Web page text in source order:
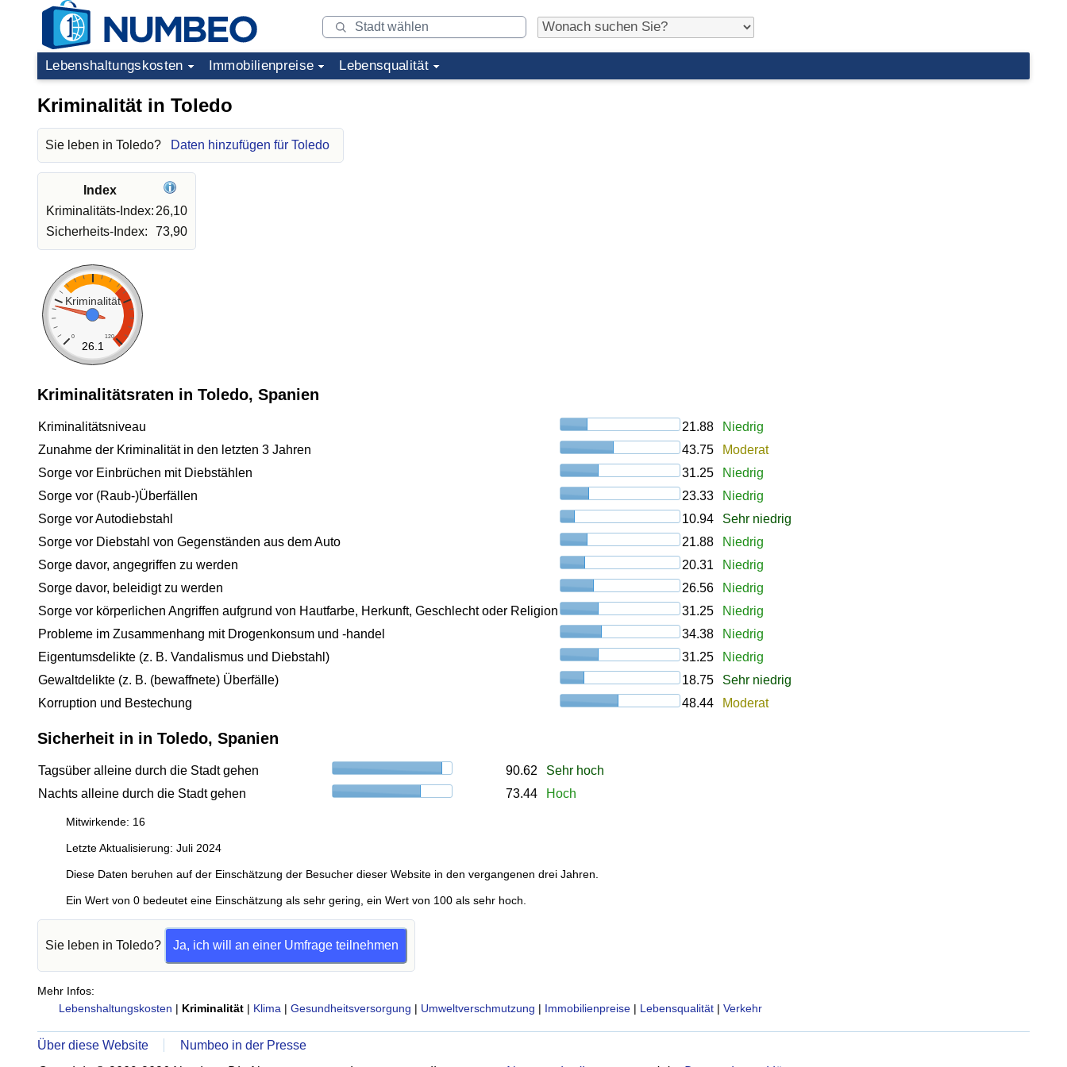
Lebenshaltungskosten Immobilienpreise Lebensqualität
Kriminalität in Toledo
Sie leben in Toledo? Daten hinzufügen für Toledo
Index
Kriminalitäts-Index: 26,10
Sicherheits-Index:
73,90
Kriminalität
0 120
26.1
Kriminalitätsraten in Toledo, Spanien
Kriminalitätsniveau 21.88
Niedrig
Zunahme der Kriminalität in den letzten 3 Jahren
43.75
Moderat
Sorge vor Einbrüchen mit Diebstählen
31.25
Niedrig
Sorge vor (Raub-)Überfällen
23.33
Niedrig
Sorge vor Autodiebstahl
10.94
Sehr niedrig
Sorge vor Diebstahl von Gegenständen aus dem Auto
21.88
Niedrig
Sorge davor, angegriffen zu werden
20.31
Niedrig
Sorge davor, beleidigt zu werden
26.56
Niedrig
Sorge vor körperlichen Angriffen aufgrund von Hautfarbe, Herkunft, Geschlecht oder Religion
31.25
Niedrig
Probleme im Zusammenhang mit Drogenkonsum und -handel
34.38
Niedrig
Eigentumsdelikte (z. B. Vandalismus und Diebstahl)
31.25
Niedrig
Gewaltdelikte (z. B. (bewaffnete) Überfälle)
18.75
Sehr niedrig
Korruption und Bestechung
48.44 Moderat
Sicherheit in in Toledo, Spanien
Tagsüber alleine durch die Stadt gehen 90.62
Sehr hoch
Nachts alleine durch die Stadt gehen
73.44 Hoch
Mitwirkende: 16
Letzte Aktualisierung: Juli 2024
Diese Daten beruhen auf der Einschätzung der Besucher dieser Website in den vergangenen drei Jahren.
Ein Wert von 0 bedeutet eine Einschätzung als sehr gering, ein Wert von 100 als sehr hoch.
Sie leben in Toledo? Ja, ich will an einer Umfrage teilnehmen
Mehr Infos:
Lebenshaltungskosten | Kriminalität | Klima | Gesundheitsversorgung | Umweltverschmutzung | Immobilienpreise | Lebensqualität | Verkehr
Über diese Website
Numbeo in der Presse